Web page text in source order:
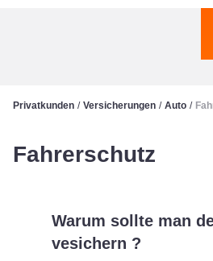
Privatkunden / Versicherungen / Auto /
Fahrerschutz
Warum sollte man
vesichern ?